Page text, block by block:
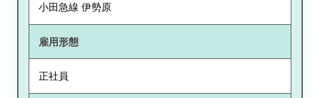
小田急線 伊勢原
雇用形態
正社員